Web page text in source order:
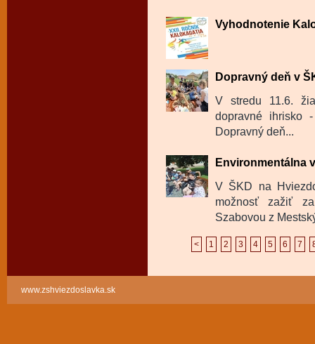
Vyhodnotenie
Dopravný deň v
V stredu 11.6.
dopravné ihrisko
Dopravný deň...
Environmentálna
V ŠKD na
možnosť zažiť
Szabovou z
< 1 2 3 4 5 6 7
www.zshviezdoslavka.sk